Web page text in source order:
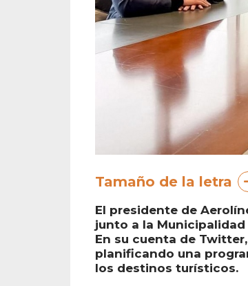
Tamaño de la letra
El presidente de
junto a la
En su cuenta de
planificando una
los destinos turísticos.